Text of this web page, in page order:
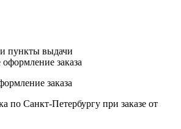
пункты выдачи
заказа